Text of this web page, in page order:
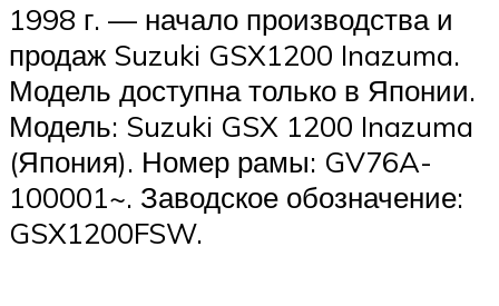
1998 г. — начало производства и
продаж Suzuki GSX1200 Inazuma.
Модель доступна только в Японии.
Модель: Suzuki GSX 1200 Inazuma
(Япония). Номер рамы: GV76A-
100001~. Заводское обозначение:
GSX1200FSW.